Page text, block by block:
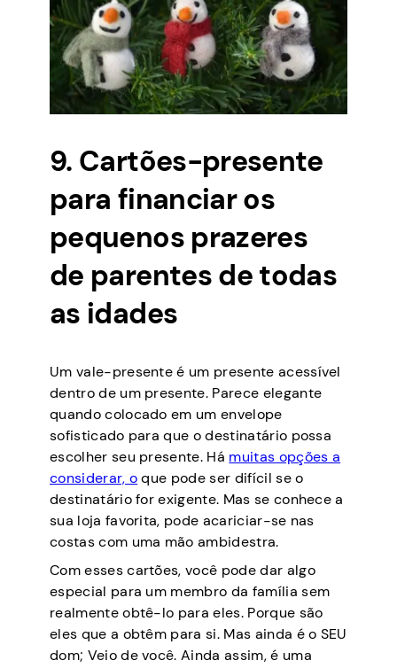
9. Cartões-presente
para financiar os
pequenos prazeres
de parentes de todas
as idades
Um vale-presente é um presente acessível
dentro de um presente. Parece elegante
quando colocado em um envelope
sofisticado para que o destinatário possa
escolher seu presente. Há muitas opções a
considerar, oque pode ser difícil se o
destinatário for exigente. Mas se conhece a
sua loja favorita, pode acariciar-se nas
costas com uma mão ambidestra.
Com esses cartões, você pode dar algo
especial para um membro da família sem
realmente obtê-lo para eles. Porque são
eles que a obtêm para si. Mas ainda é o SEU
dom; Veio de você. Ainda assim, é uma